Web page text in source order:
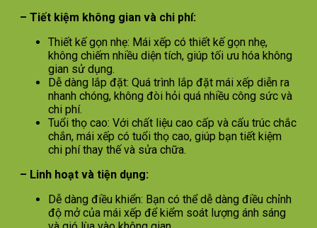
– Tiết kiệm không gian và chi phí:
Thiết kế gọn nhẹ: Mái xếp có thiết kế gọn nhẹ,
không chiếm nhiều diện tích, giúp tối ưu hóa không
gian sử dụng.
Dễ dàng lắp đặt: Quá trình lắp đặt mái xếp diễn ra
nhanh chóng, không đòi hỏi quá nhiều công sức và
chi phí.
Tuổi thọ cao: Với chất liệu cao cấp và cấu trúc chắc
chắn, mái xếp có tuổi thọ cao, giúp bạn tiết kiệm
chi phí thay thế và sửa chữa.
– Linh hoạt và tiện dụng:
Dễ dàng điều khiển: Bạn có thể dễ dàng điều chỉnh
độ mở của mái xếp để kiểm soát lượng ánh sáng